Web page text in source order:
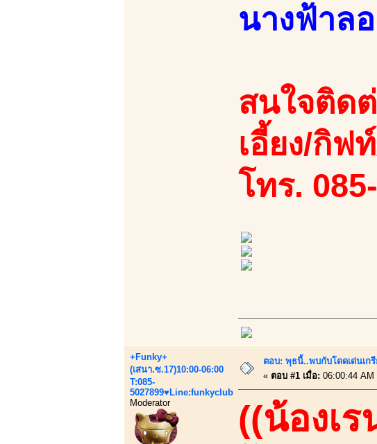
นางฟ้าล
สนใจติด
เอี้ยง/กิฟ
โทร.
+Funky+
(เสนา.ซ.17)10:00-06:00
T:085-
5027899♥Line:funkyclub
Moderator
ตอบ: พุธนี้..พบกับโดดเด่นเก
« ตอบ #1 เมื่อ: 06:00:44
((น้องเร